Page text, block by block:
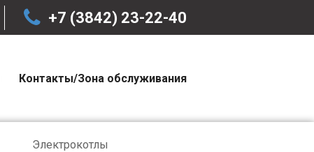
+7 (3842) 23-22-40
Контакты/Зона обслуживания
Электрокотлы